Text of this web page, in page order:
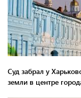
Суд забрал у
земли в центре